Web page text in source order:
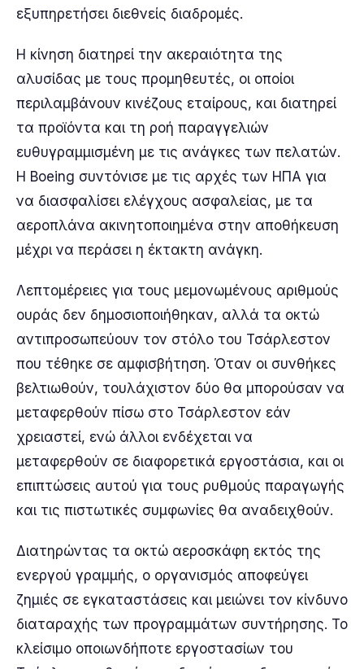
εξυπηρετήσει διεθνείς διαδρομές.
Η κίνηση διατηρεί την ακεραιότητα της
αλυσίδας με τους προμηθευτές, οι οποίοι
περιλαμβάνουν κινέζους εταίρους, και διατηρεί
τα προϊόντα και τη ροή παραγγελιών
ευθυγραμμισμένη με τις ανάγκες των πελατών.
Η Boeing συντόνισε με τις αρχές των ΗΠΑ για
να διασφαλίσει ελέγχους ασφαλείας, με τα
αεροπλάνα ακινητοποιημένα στην αποθήκευση
μέχρι να περάσει η έκτακτη ανάγκη.
Λεπτομέρειες για τους μεμονωμένους αριθμούς
ουράς δεν δημοσιοποιήθηκαν, αλλά τα οκτώ
αντιπροσωπεύουν τον στόλο του Τσάρλεστον
που τέθηκε σε αμφισβήτηση. Όταν οι συνθήκες
βελτιωθούν, τουλάχιστον δύο θα μπορούσαν να
μεταφερθούν πίσω στο Τσάρλεστον εάν
χρειαστεί, ενώ άλλοι ενδέχεται να
μεταφερθούν σε διαφορετικά εργοστάσια, και οι
επιπτώσεις αυτού για τους ρυθμούς παραγωγής
και τις πιστωτικές συμφωνίες θα αναδειχθούν.
Διατηρώντας τα οκτώ αεροσκάφη εκτός της
ενεργού γραμμής, ο οργανισμός αποφεύγει
ζημιές σε εγκαταστάσεις και μειώνει τον κίνδυνο
διαταραχής των προγραμμάτων συντήρησης. Το
κλείσιμο οποιωνδήποτε εργοστασίων του